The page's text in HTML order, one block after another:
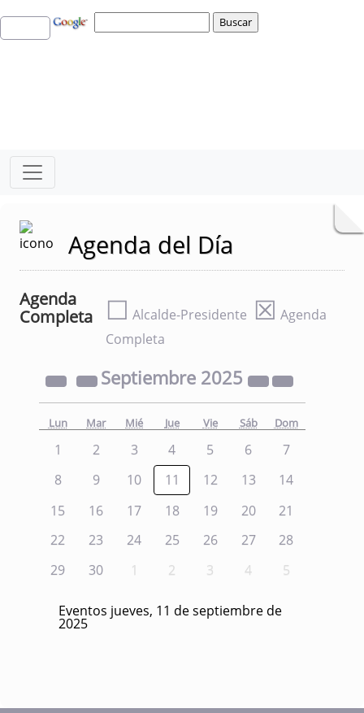
Agenda del Día
Agenda
Completa
☐ Alcalde-Presidente ☒ Agenda
Completa
Septiembre 2025
Lun Mar Mié Jue Vie Sáb Dom
1 2 3 4 5 6
7
8
9 10 11 12 13
14
15
16 17 18 19 20
21
22
23 24 25 26 27
28
29
30 1 2 3 4 5
Eventos jueves, 11 de septiembre de
2025